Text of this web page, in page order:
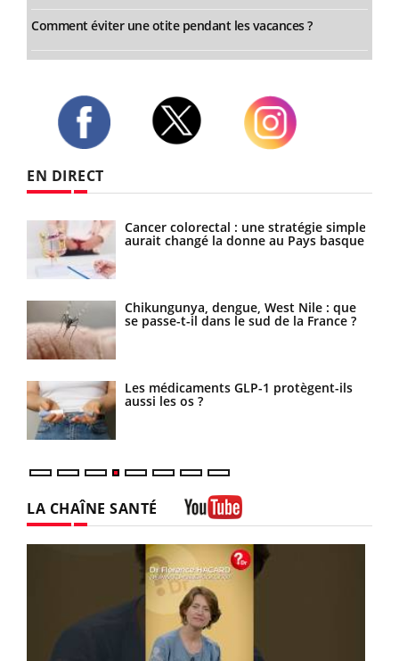
Comment éviter une otite pendant les vacances ?
EN DIRECT
Cancer colorectal : une stratégie simple
aurait changé la donne au Pays basque
Chikungunya, dengue, West Nile : que
se passe-t-il dans le sud de la France ?
Les médicaments GLP-1 protègent-ils
aussi les os ?
LA CHAÎNE SANTÉ